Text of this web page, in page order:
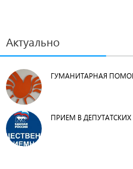
Актуально
ГУМАНИТАРНАЯ
ПРИЕМ В ДЕПУТАТСКИХ